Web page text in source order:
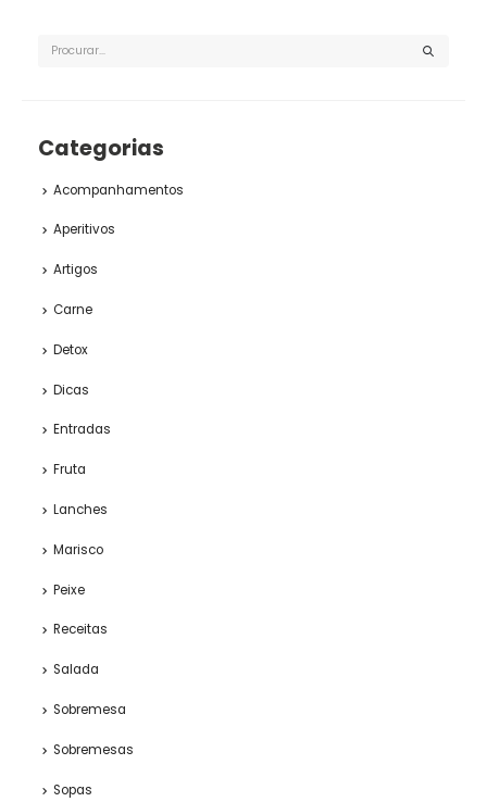
Categorias
Acompanhamentos
Aperitivos
Artigos
Carne
Detox
Dicas
Entradas
Fruta
Lanches
Marisco
Peixe
Receitas
Salada
Sobremesa
Sobremesas
Sopas